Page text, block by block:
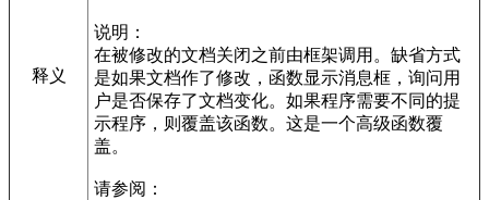
释义
说明：
在被修改的文档关闭之前由框架调用。缺省方式
是如果文档作了修改，函数显示消息框，询问用
户是否保存了文档变化。如果程序需要不同的提
示程序，则覆盖该函数。这是一个高级函数覆
盖。
请参阅：